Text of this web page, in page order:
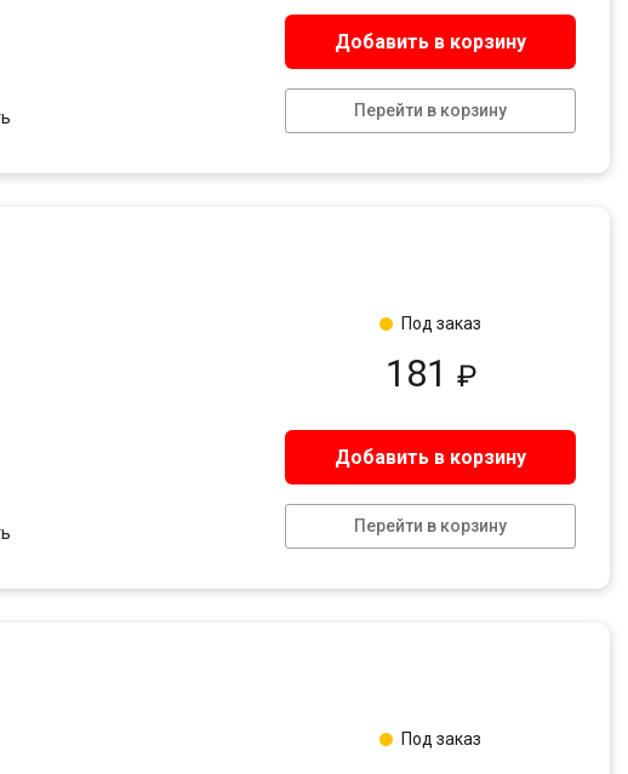
Добавить в корзину
Перейти в корзину
181 ₽
Добавить в корзину
Перейти в корзину
Под заказ
Под заказ